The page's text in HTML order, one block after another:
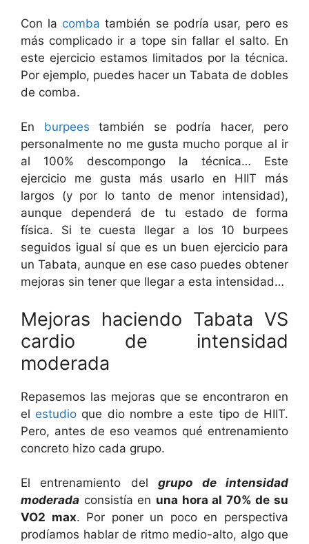
Con la comba también se podría usar, pero es
más complicado ir a tope sin fallar el salto. En
este ejercicio estamos limitados por la técnica.
Por ejemplo, puedes hacer un Tabata de dobles
de comba.
En burpees también se podría hacer, pero
personalmente no me gusta mucho porque al ir
al 100% descompongo la técnica… Este
ejercicio me gusta más usarlo en HIIT más
largos (y por lo tanto de menor intensidad),
aunque dependerá de tu estado de forma
física. Si te cuesta llegar a los 10 burpees
seguidos igual sí que es un buen ejercicio para
un Tabata, aunque en ese caso puedes obtener
mejoras sin tener que llegar a esta intensidad…
Mejoras haciendo Tabata VS
cardio de intensidad
moderada
Repasemos las mejoras que se encontraron en
el estudio que dio nombre a este tipo de HIIT.
Pero, antes de eso veamos qué entrenamiento
concreto hizo cada grupo.
El entrenamiento delgrupo de intensidad
moderada consistía en una hora al 70% de su
VO2 max. Por poner un poco en perspectiva
prodíamos hablar de ritmo medio-alto, algo que